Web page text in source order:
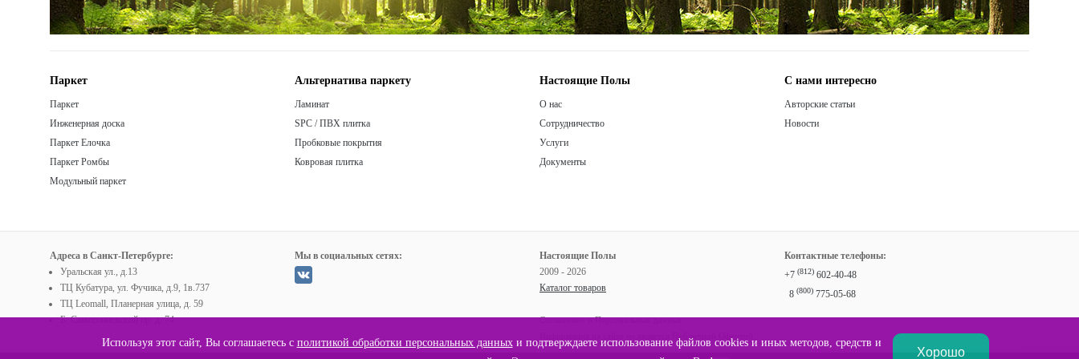
Паркет
Паркет
Инженерная доска
Паркет Елочка
Паркет Ромбы
Модульный паркет
Альтернатива паркету
Ламинат
SPC / ПВХ плитка
Пробковые покрытия
Ковровая плитка
Настоящие Полы
О нас
Сотрудничество
Услуги
Документы
С нами интересно
Авторские статьи
Новости
Адреса в Санкт-Петербурге:
Уральская ул., д.13
ТЦ Кубатура, ул. Фучика, д.9, 1в.737
ТЦ Leomall, Планерная улица, д. 59
Б. Сампсониевский пр. д. 74
Мы в социальных сетях:
Настоящие Полы
2009 - 2026
Каталог товаров
Соглашение о Персональных данных
Контактные телефоны:
+7 (812) 602-40-48
8 (800) 775-05-68
Используя этот сайт, Вы соглашаетесь с политикой обработки персональных данныхи подтверждаете использование файлов cookies и иных методов, средств и
Хорошо